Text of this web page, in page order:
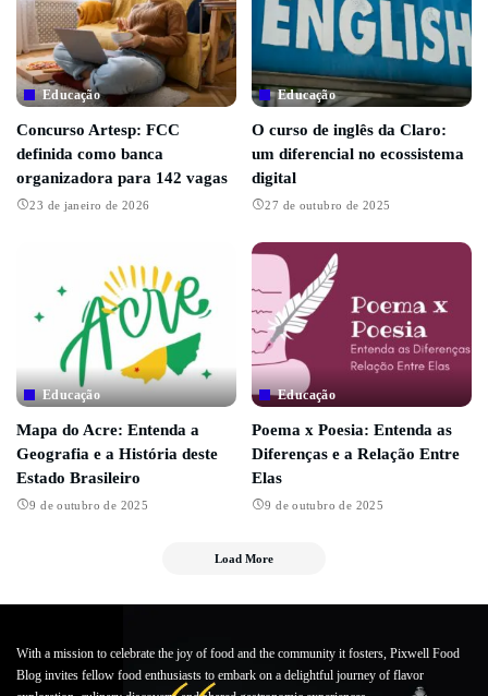
Educação
Concurso Artesp: FCC
definida como banca
organizadora para 142 vagas
23 de janeiro de 2026
Educação
O curso de inglês da Claro:
um diferencial no ecossistema
digital
27 de outubro de 2025
Educação
Mapa do Acre: Entenda a
Geografia e a História deste
Estado Brasileiro
9 de outubro de 2025
Educação
Poema x Poesia: Entenda as
Diferenças e a Relação Entre
Elas
9 de outubro de 2025
Load More
With a mission to celebrate the joy of food and the community it fosters, Pixwell Food
Blog invites fellow food enthusiasts to embark on a delightful journey of flavor